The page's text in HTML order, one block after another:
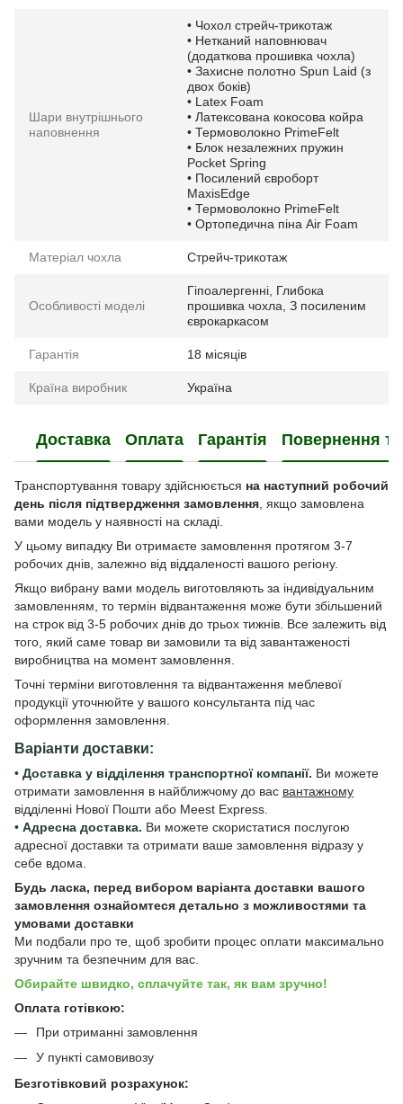
Шари внутрішнього
наповнення
• Чохол стрейч-трикотаж
• Нетканий наповнювач
(додаткова прошивка чохла)
• Захисне полотно Spun Laid (з
двох боків)
• Latex Foam
• Латексована кокосова койра
• Термоволокно PrimeFelt
• Блок незалежних пружин
Pocket Spring
• Посилений євроборт
MaxisEdge
• Термоволокно PrimeFelt
• Ортопедична піна Air Foam
Матеріал чохла Стрейч-трикотаж
Особливості моделі
Гіпоалергенні Глибока
прошивка чохла З посиленим
єврокаркасом
Гарантія 18 місяців
Країна виробник Україна
Доставка Оплата Гарантія Повернення
Транспортування товару здійснюється на наступний робочий
день після підтвердження замовлення , якщо замовлена
вами модель у наявності на складі.
У цьому випадку Ви отримаєте замовлення протягом 3-7
робочих днів, залежно від віддаленості вашого регіону.
Якщо вибрану вами модель виготовляють за індивідуальним
замовленням, то термін відвантаження може бути збільшений
на строк від 3-5 робочих днів до трьох тижнів. Все залежить від
того, який саме товар ви замовили та від завантаженості
виробництва на момент замовлення.
Точні терміни виготовлення та відвантаження меблевої
продукції уточнюйте у вашого консультанта під час
оформлення замовлення.
Варіанти доставки:
• Доставка у відділення транспортної компанії. Ви можете
отримати замовлення в найближчому до вас вантажному
відділенні Нової Пошти або Meest Express.
• Адресна доставка. Ви можете скористатися послугою
адресної доставки та отримати ваше замовлення відразу у
себе вдома.
Будь ласка, перед вибором варіанта доставки вашого
замовлення ознайомтеся детально з можливостями та
умовами доставки
Ми подбали про те, щоб зробити процес оплати максимально
зручним та безпечним для вас.
Обирайте швидко, сплачуйте так, як вам зручно!
Оплата готівкою:
При отриманні замовлення
У пункті самовивозу
Безготівковий розрахунок: